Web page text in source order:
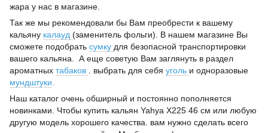
жара у нас в магазине.
Так же мы рекомендовали бы Вам преобрести к вашему
кальяну калауд (заменитель фольги). В нашем магазине Вы
сможете подобрать сумку для безопасной транспортировки
вашего кальяна. А еще советую Вам заглянуть в раздел
ароматных табаков . выбрать для себя уголь и одноразовые
мундштуки
Наш каталог очень обширный и постоянно пополняется
новинками. Чтобы купить кальян Yahya Х225 46 см или любую
другую модель хорошего качества. вам нужно сделать всего